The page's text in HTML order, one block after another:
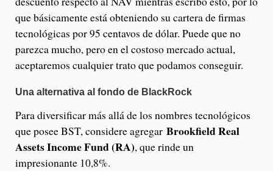
que básicamente está obteniendo su cartera de firmas
tecnológicas por 95 centavos de dólar. Puede que no
parezca mucho, pero en el costoso mercado actual,
aceptaremos cualquier trato que podamos conseguir.
Una alternativa al fondo de BlackRock
Para diversificar más allá de los nombres tecnológicos
que posee BST, considere agregar Brookfield Real
Assets Income Fund (RA), que rinde un
impresionante 10,8%.